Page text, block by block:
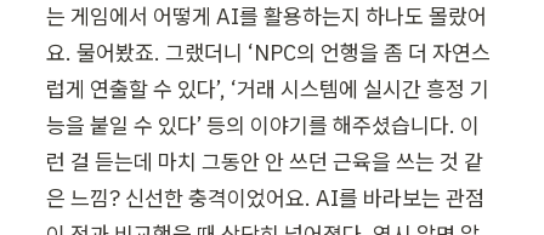
는 게임에서 어떻게 AI를 활용하는지 하나도 몰랐어
요. 물어봤죠. 그랬더니 ‘NPC의 언행을 좀 더 자연스
럽게 연출할 수 있다’, ‘거래 시스템에 실시간 흥정 기
능을 붙일 수 있다’ 등의 이야기를 해주셨습니다. 이
런 걸 듣는데 마치 그동안 안 쓰던 근육을 쓰는 것 같
은 느낌? 신선한 충격이었어요. AI를 바라보는 관점